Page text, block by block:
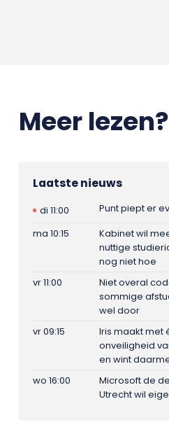
Meer lezen?
Laatste nieuws
di 11:00
Punt piept er
ma 10:15
Kabinet wil
nuttige
nog niet hoe
vr 11:00
Niet overal
sommige
wel door
vr 09:15
Iris maakt met
onveiligheid
en wint
wo 16:00
Microsoft de
Utrecht wil